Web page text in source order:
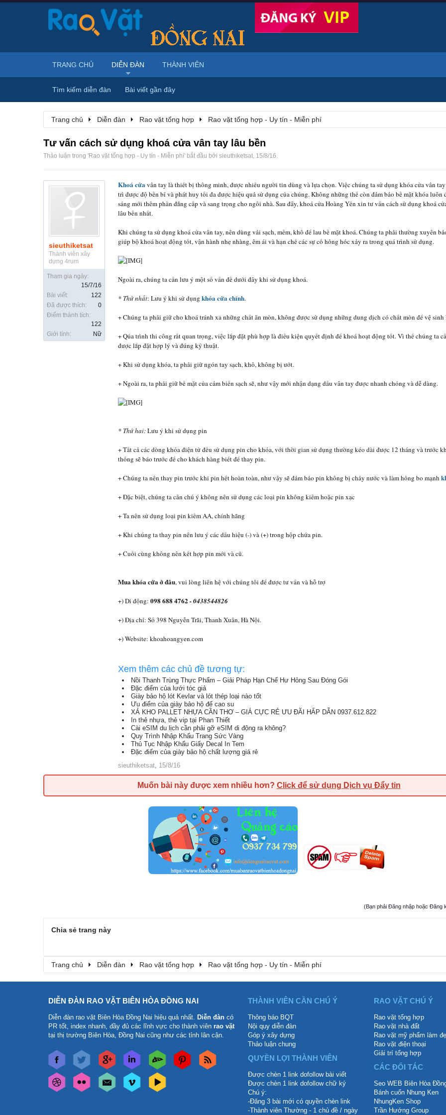
Trang chủ Diễn đàn Rao vặt tổng hợp Rao vặt tổng hợp - Uy tín - Miễn phí
Tư vấn cách sử dụng khoá cửa vân tay lâu bền
Thảo luận trong 'Rao vặt tổng hợp - Uy tín - Miễn phí' bắt đầu bởi sieuthiketsat, 15/8/16.
sieuthiketsat
Thành viên xây
dựng 4rum
Tham gia ngày:
15/7/16
Bài viết:
122
Đã được thích:
0
Điểm thành tích:
122
Giới tính:
Nữ
Khoá cửavân tay là thiết bị thông minh, được nhiều người tin dùng và lựa chọn. Việc chúng ta sử dụng khóa cửa vân
trì được độ bền bỉ và phát huy tối đa được hiệu quả sử dụng của chúng. Không những thế còn đảm bảo bề mặt khóa luôn
sáng mới thêm phần đẳng cấp và sang trọng cho ngôi nhà. Sau đây, khoá cửa Hoàng Yến xin tư vấn cách sử dụng khoá
lâu bền nhất.
Khi chúng ta sử dụng khoá cửa vân tay, nên dùng vải sạch, mềm, khô để lau bề mặt khoá. Chúng ta phải thường xuyên
giúp bộ khoá hoạt động tốt, vận hành nhẹ nhàng, êm ái và hạn chế các sự cố hỏng hóc xảy ra trong quá trình sử dụng.
Ngoài ra, chúng ta cần lưu ý một số vấn đề dưới đây khi sử dụng khoá.
* Thứ nhất: Lưu ý khi sử dụng khóa cửa chính.
+ Chúng ta phải giữ cho khoá tránh xa những chất ăn mòn, không được sử dụng những dung dịch có chất mòn để vệ sinh
+ Qúa trình thi công rất quan trọng, việc lắp đặt phù hợp là điều kiện quyết định để khoá hoạt động tốt. Vì thế chúng ta
được lắp đặt hợp lý và đúng kỹ thuật.
+ Khi sử dụng khóa, ta phải giữ ngón tay sạch, khô, không bị ướt.
+ Ngoài ra, ta phải giữ bề mặt của cảm biến sạch sẽ, như vậy mới nhận dạng dấu vân tay được nhanh chóng và dễ dàng.
* Thứ hai:Lưu ý khi sử dụng pin
+ Tất cả các dòng khóa điện tử đều sử dụng pin cho khóa, với thời gian sử dụng thường kéo dài được 12 tháng và trước
thống sẽ báo trước để cho khách hàng biết để thay pin.
+ Chúng ta nên thay pin trước khi pin hết hoàn toàn, như vậy sẽ đảm bảo pin không bị chảy nước và làm hỏng bo mạnh
+ Đặc biệt, chúng ta cần chú ý không nên sử dụng các loại pin không kiềm hoặc pin xạc
+ Ta nên sử dụng loại pin kiềm AA, chính hãng
+ Khi chúng ta thay pin nên lưu ý các dấu hiệu (-) và (+) trong hộp chứa pin.
+ Cuối cùng không nên kết hợp pin mới và cũ.
Mua khóa cửa ở đâu, vui lòng liên hệ với chúng tôi để được tư vấn và hỗ trợ
+) Di động: 098 688 4762 - 0438544826
+) Địa chỉ: Số 398 Nguyễn Trãi, Thanh Xuân, Hà Nội.
+) Website: khoahoangyen.com
Xem thêm các chủ đề tương tự:
Nồi Thanh Trùng Thực Phẩm – Giải Pháp Hạn Chế Hư Hỏng Sau Đóng Gói
Đặc điểm của lưới tóc giả
Giày bảo hộ lót Kevlar và lót thép loại nào tốt
Ưu điểm của giày bảo hộ đế cao su
XẢ KHO PALLET NHỰA CẦN THƠ – GIÁ CỰC RẺ ƯU ĐÃI HẤP DẪN 0937.612.822
In thẻ nhựa, thẻ vip tại Phan Thiết
Cài eSIM du lịch cần phải gỡ eSIM di động ra không?
Quy Trình Nhập Khẩu Trang Sức Vàng
Thủ Tục Nhập Khẩu Giấy Decal In Tem
Đặc điểm của giày bảo hộ chất lượng giá rẻ
sieuthiketsat, 15/8/16
Muốn bài này được xem nhiều hơn? Click để sử dụng Dịch vụ Đẩy tin
(Bạn phải Đăng nhập hoặc Đăng
Chia sẻ trang này
Trang chủ Diễn đàn Rao vặt tổng hợp Rao vặt tổng hợp - Uy tín - Miễn phí
TRANG CHỦ DIỄN ĐÀN
Tìm kiếm diễn đàn Bài viết gần đây
THÀNH VIÊN
DIỄN ĐÀN RAO VẶT BIÊN HÒA ĐỒNG NAI
Diễn đàn rao vặt Biên Hòa Đồng Nai hiệu quả nhất. Diễn đàn có
PR tốt, index nhanh, đầy đủ các lĩnh vực cho thành viên rao vặt
tại thị trường Biên Hòa, Đồng Nai cũng như các tỉnh lân cận.
THÀNH VIÊN CẦN CHÚ Ý
Thông báo BQT
Nội quy diễn đàn
Góp ý xây dựng
Thảo luận chung
QUYỀN LỢI THÀNH VIÊN
Được chèn 1 link dofollow bài viết
Được chèn 1 link dofollow chữ ký
Chú ý:
-Đăng 3 bài mới có quyền chèn link
-Thành viên Thường - 1 chủ đề / ngày
RAO VẶT CHÚ Ý
Rao vặt tổng hợp
Rao vặt nhà đất
Rao vặt mỹ phẩm làm
Rao vặt điện thoại
Giải trí tổng hợp
CÁC ĐỐI TÁC
Seo WEB Biên Hòa
Bánh cuốn Nhung Ken
NhungKen Shop
Trần Hướng Group